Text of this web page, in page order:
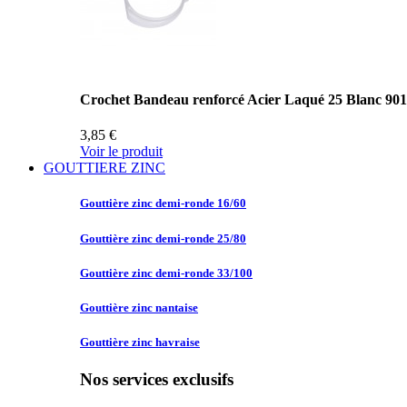
Crochet Bandeau renforcé Acier Laqué 25 Blanc
3,85 €
Voir le produit
GOUTTIERE ZINC
Gouttière zinc demi-ronde 16/60
Gouttière zinc demi-ronde 25/80
Gouttière zinc demi-ronde 33/100
Gouttière zinc nantaise
Gouttière zinc havraise
Nos services exclusifs